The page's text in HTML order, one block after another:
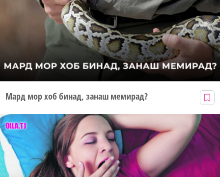
Мард мор хоб бинад, занаш мемирад?